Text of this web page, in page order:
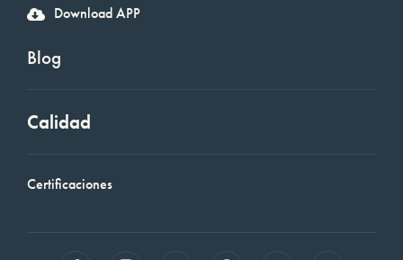
Download APP
Blog
Calidad
Certificaciones